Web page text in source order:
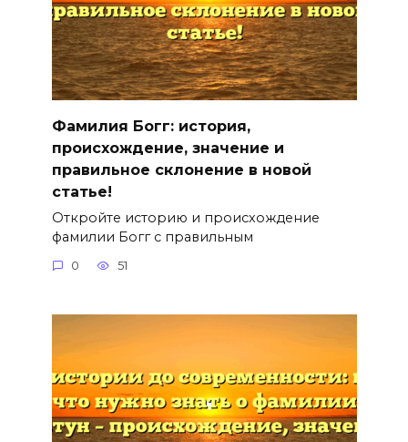
Фамилия Богг: история,
происхождение, значение и
правильное склонение в новой
статье!
Откройте историю и происхождение
фамилии Богг с правильным
0 51